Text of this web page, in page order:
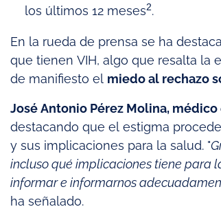
los últimos 12 meses2.
En la rueda de prensa se ha
que tienen VIH, algo que resalta la
de manifiesto el miedo al rechazo
José Antonio Pérez Molina,
destacando que el estigma
y sus implicaciones para la salud. "
incluso qué implicaciones tiene para
informar e informarnos
ha señalado.